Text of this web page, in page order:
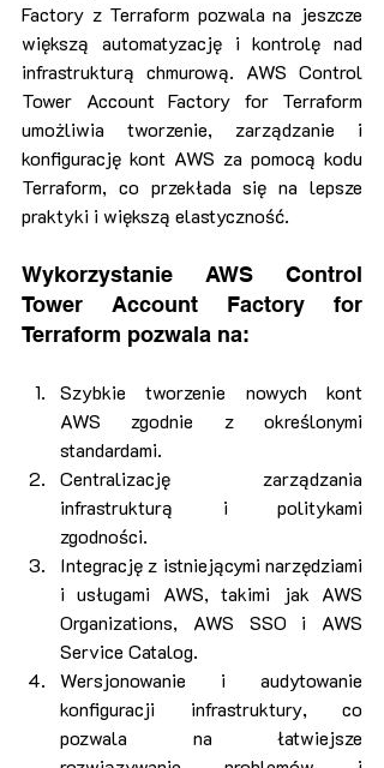
Factory z Terraform pozwala na jeszcze
większą automatyzację i kontrolę nad
infrastrukturą chmurową. AWS Control
Tower Account Factory for Terraform
umożliwia tworzenie, zarządzanie i
konfigurację kont AWS za pomocą kodu
Terraform, co przekłada się na lepsze
praktyki i większą elastyczność.
Wykorzystanie AWS Control
Tower Account Factory for
Terraform pozwala na:
Szybkie tworzenie nowych kont
AWS zgodnie z określonymi
standardami.
Centralizację zarządzania
infrastrukturą i politykami
zgodności.
Integrację z istniejącymi narzędziami
i usługami AWS, takimi jak AWS
Organizations, AWS SSO i AWS
Service Catalog.
Wersjonowanie i audytowanie
konfiguracji infrastruktury, co
pozwala na łatwiejsze